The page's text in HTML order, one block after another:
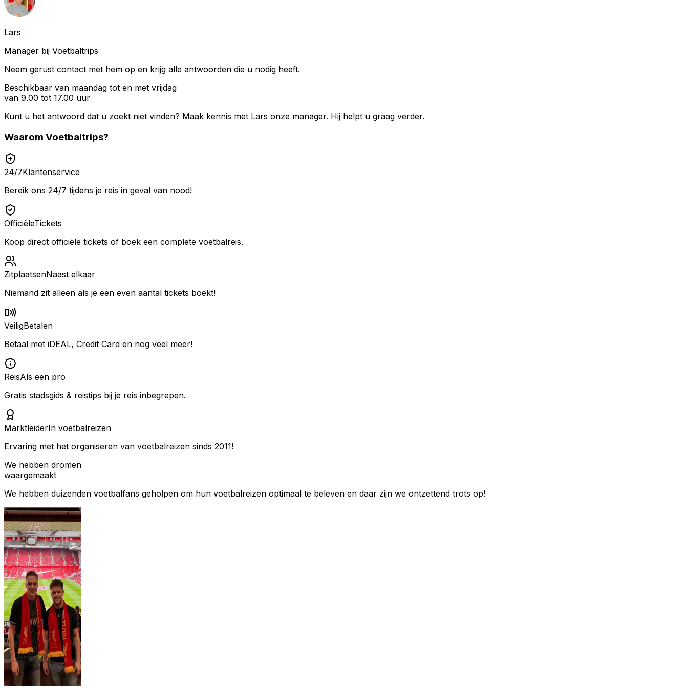
Lars
Manager bij Voetbaltrips
Neem gerust contact met hem op en krijg alle antwoorden die u nodig heeft.
Beschikbaar van maandag tot en met vrijdag
van 9.00 tot 17.00 uur
Kunt u het antwoord dat u zoekt niet vinden? Maak kennis met Lars onze manager. Hij helpt u graag verder.
Waarom Voetbaltrips?
24/7Klantenservice
Bereik ons 24/7 tijdens je reis in geval van nood!
OfficiëleTickets
Koop direct officiële tickets of boek een complete voetbalreis.
ZitplaatsenNaast elkaar
Niemand zit alleen als je een even aantal tickets boekt!
VeiligBetalen
Betaal met iDEAL, Credit Card en nog veel meer!
ReisAls een pro
Gratis stadsgids & reistips bij je reis inbegrepen.
MarktleiderIn voetbalreizen
Ervaring met het organiseren van voetbalreizen sinds 2011!
We hebben dromen
waargemaakt
We hebben duizenden voetbalfans geholpen om hun voetbalreizen optimaal te beleven en daar zijn we ontzettend trots op!